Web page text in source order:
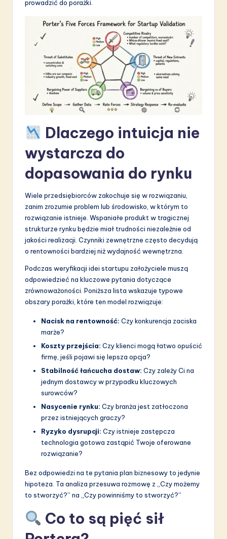
&
ti
o
prowadzić do porażki.
Dlaczego intuicja nie
wystarcza do
dopasowania do rynku
Wiele przedsiębiorców zakochuje się w rozwiązaniu,
zanim zrozumie problem lub środowisko, w którym to
rozwiązanie istnieje. Wspaniałe produkt w tragicznej
strukturze rynku będzie miał trudności niezależnie od
jakości realizacji. Czynniki zewnętrzne często decydują
o rentowności bardziej niż wydajność wewnętrzna.
Podczas weryfikacji idei startupu założyciele muszą
odpowiedzieć na kluczowe pytania dotyczące
zrównoważoności. Poniższa lista wskazuje typowe
obszary porażki, które ten model rozwiązuje:
Nacisk na rentowność: Czy konkurencja zaciska
marże?
Koszty przejścia: Czy klienci mogą łatwo opuścić
firmę, jeśli pojawi się lepsza opcja?
Stabilność łańcucha dostaw: Czy zależy Ci na
jednym dostawcy w przypadku kluczowych
surowców?
Nasycenie rynku: Czy branża jest zatłoczona
przez istniejących graczy?
Ryzyko dysrupcji: Czy istnieje zastępcza
technologia gotowa zastąpić Twoje oferowane
rozwiązanie?
Bez odpowiedzi na te pytania plan biznesowy to jedynie
hipoteza. Ta analiza przesuwa rozmowę z „Czy możemy
to stworzyć?” na „Czy powinniśmy to stworzyć?”
Co to są pięć sił